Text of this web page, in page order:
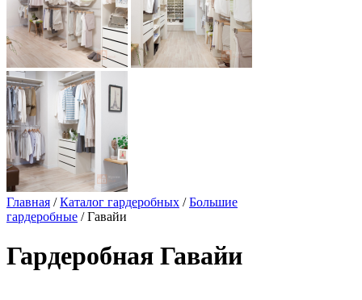
Главная /Каталог гардеробных /Большие
гардеробные / Гавайи
Гардеробная Гавайи